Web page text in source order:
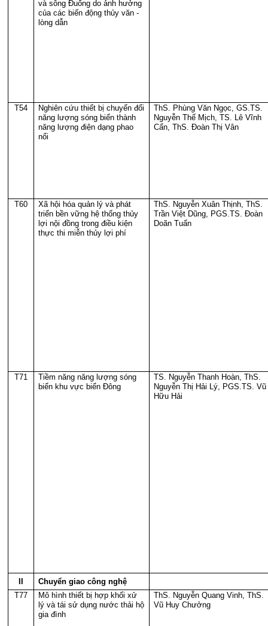
và sông Đuống do ảnh hưởng
của các biến động thủy văn -
lòng dẫn
T54
Nghiên cứu thiết bị chuyển đổi
năng lượng sóng biển thành
năng lượng điện dạng phao
nổi
ThS. Phùng Văn Ngọc, GS.TS.
Nguyễn Thế Mịch, TS. Lê Vĩnh
Cẩn, ThS. Đoàn Thị Vân
T60
Xã hội hóa quản lý và phát
triển bền vững hệ thống thủy
lợi nội đồng trong điều kiện
thực thi miễn thủy lợi phí
ThS. Nguyễn Xuân Thịnh, ThS.
Trần Việt Dũng, PGS.TS. Đoàn
Doãn Tuấn
T71
Tiềm năng năng lượng sóng
biển khu vực biển Đông
TS. Nguyễn Thanh Hoàn, ThS.
Nguyễn Thị Hải Lý, PGS.TS. Vũ
Hữu Hải
Chuyển giao công nghệ
T77
Mô hình thiết bị hợp khối xử
lý và tái sử dụng nước thải hộ
gia đình
ThS. Nguyễn Quang Vinh, ThS.
Vũ Huy Chưởng